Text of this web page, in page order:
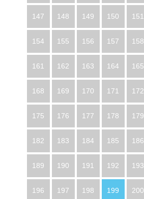
147 148 149 150 151
154 155 156 157 158
161 162 163 164 165
168 169 170 171 172
175 176 177 178 179
182 183 184 185 186
189 190 191 192 193
196 197 198 199 200